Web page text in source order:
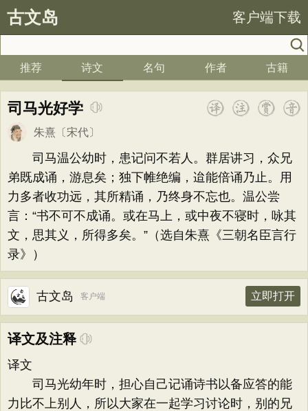
古文岛 客户端下载
推荐 诗文 名句 作者 古籍
司马光好学
朱熹 〔宋代〕
司马温公幼时，患记问不若人。群居讲习，众兄
弟既成诵，游息矣；独下帷绝编，迨能倍诵乃止。用
力多者收功远，其所精诵，乃终身不忘也。温公尝
言：“书不可不成诵。或在马上，或中夜不寝时，咏其
文，思其义，所得多矣。”（选自朱熹《三朝名臣言行
录》）
古文岛 客户端 立即打开
译文及注释
译文
司马光幼年时，担心自己记诵诗书以备应答的能
力比不上别人，所以大家在一起学习讨论时，别的兄